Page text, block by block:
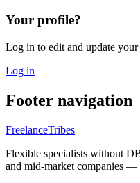
Your profile?
Log in to edit and update
Log in
Footer navigation
FreelanceTribes
Flexible specialists without
and mid-market companies —